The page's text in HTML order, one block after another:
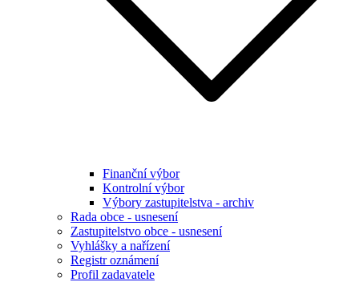
Finanční výbor
Kontrolní výbor
Výbory zastupitelstva - archiv
Rada obce - usnesení
Zastupitelstvo obce - usnesení
Vyhlášky a nařízení
Registr oznámení
Profil zadavatele